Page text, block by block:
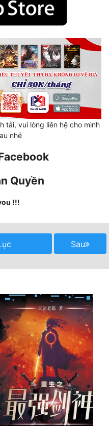
tải, vui lòng liên hệ cho mình
nhé
Quyền
!!!
Sau